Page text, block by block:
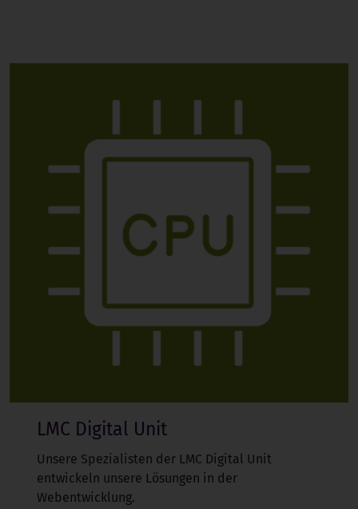
LMC Digital Unit
Unsere Spezialisten der LMC Digital Unit
entwickeln unsere Lösungen in der
Webentwicklung.